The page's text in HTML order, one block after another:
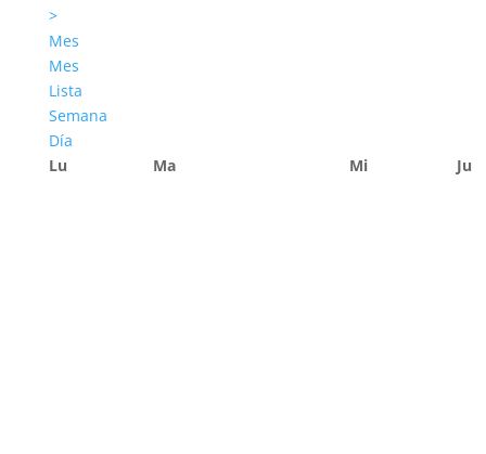
>
Mes
Mes
Lista
Semana
Día
Lu
Ma Mi Ju